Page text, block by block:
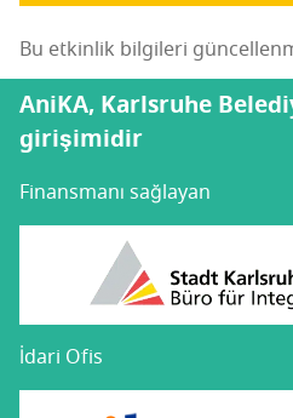
Bu etkinlik bilgileri
AniKA, Karlsruhe
girişimidir
Finansmanı sağlayan
İdari Ofis